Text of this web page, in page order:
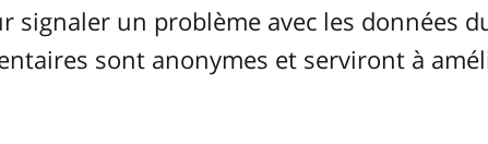
signaler un problème avec les données
sont anonymes et serviront à